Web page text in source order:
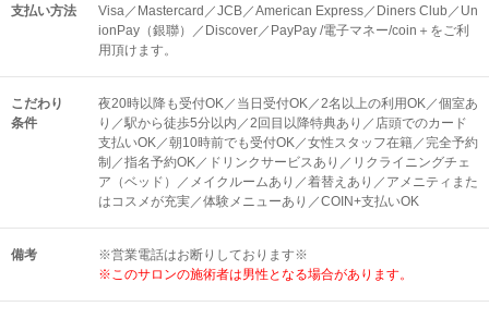
支払い方法
Visa／Mastercard／JCB／American Express／Diners Club／Un
ionPay（銀聯）／Discover／PayPay /電子マネー/coin＋をご利
用頂けます。
こだわり
条件
夜20時以降も受付OK／当日受付OK／2名以上の利用OK／個室あ
り／駅から徒歩5分以内／2回目以降特典あり／店頭でのカード
支払いOK／朝10時前でも受付OK／女性スタッフ在籍／完全予約
制／指名予約OK／ドリンクサービスあり／リクライニングチェ
ア（ベッド）／メイクルームあり／着替えあり／アメニティまた
はコスメが充実／体験メニューあり／COIN+支払いOK
備考
※営業電話はお断りしております※
※このサロンの施術者は男性となる場合があります。